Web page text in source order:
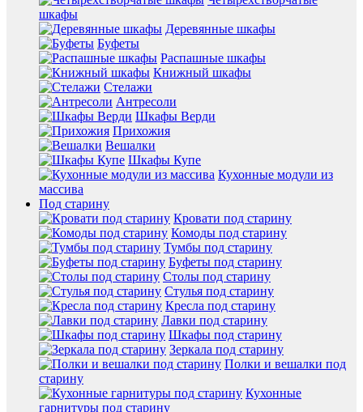
шкафы
Деревянные шкафы
Буфеты
Распашные шкафы
Книжный шкафы
Стелажи
Антресоли
Шкафы Верди
Прихожия
Вешалки
Шкафы Купе
Кухонные модули из
массива
Под старину
Кровати под старину
Комоды под старину
Тумбы под старину
Буфеты под старину
Столы под старину
Стулья под старину
Кресла под старину
Лавки под старину
Шкафы под старину
Зеркала под старину
Полки и вешалки под
старину
Кухонные
гарнитуры под старину